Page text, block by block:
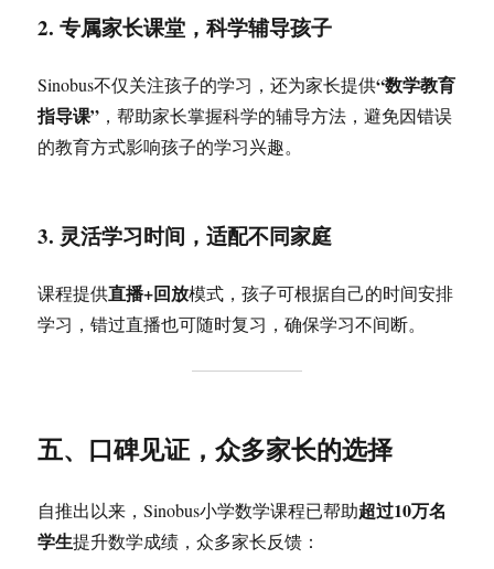
2. 专属家长课堂，科学辅导孩子
Sinobus不仅关注孩子的学习，还为家长提供“数学教育
指导课” ，帮助家长掌握科学的辅导方法，避免因错误
的教育方式影响孩子的学习兴趣。
3. 灵活学习时间，适配不同家庭
课程提供直播+回放模式，孩子可根据自己的时间安排
学习，错过直播也可随时复习，确保学习不间断。
五、口碑见证，众多家长的选择
自推出以来，Sinobus小学数学课程已帮助超过10万名
学生提升数学成绩，众多家长反馈：